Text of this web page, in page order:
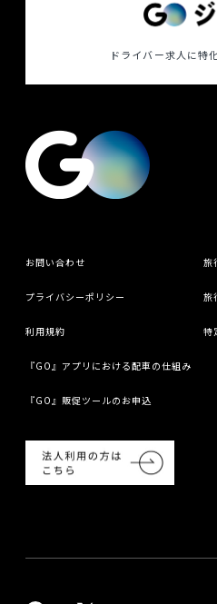
ドライバー求人に特
お問い合わせ 旅
プライバシーポリシー 旅
利用規約 特
『GO』アプリにおける配車の仕組み
『GO』販促ツールのお申込